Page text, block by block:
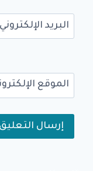
البريد الإلكتروني
الموقع